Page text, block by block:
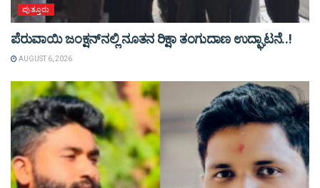
ಪುತ್ತೂರು
ಪೆರುವಾಯಿ ಜಂಕ್ಷನ್‌ನಲ್ಲಿ ನೂತನ ರಿಕ್ಷಾ ತಂಗುದಾಣ ಉದ್ಘಾಟನೆ..!
AUGUST 6, 2026